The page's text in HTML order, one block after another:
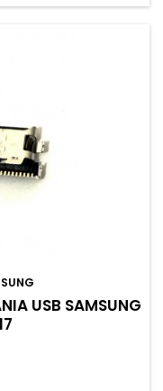
USB SAMSUNG